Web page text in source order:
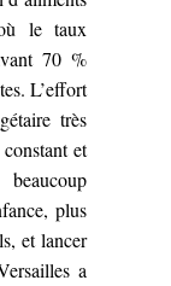
le taux
70 %
L’effort
très
et
plus
et lancer
a